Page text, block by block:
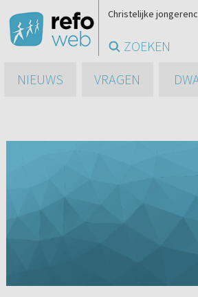
Christelijke
ZOEKEN
NIEUWS
VRAGEN